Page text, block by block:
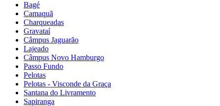
Bagé
Camaquã
Charqueadas
Gravataí
Câmpus Jaguarão
Lajeado
Câmpus Novo Hamburgo
Passo Fundo
Pelotas
Pelotas - Visconde da Graça
Santana do Livramento
Sapiranga